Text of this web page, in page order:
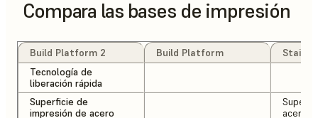
Compara las bases de impresión
Build Platform 2 Build Platform
Tecnología de
liberación rápida
Superficie de
impresión de acero
acero